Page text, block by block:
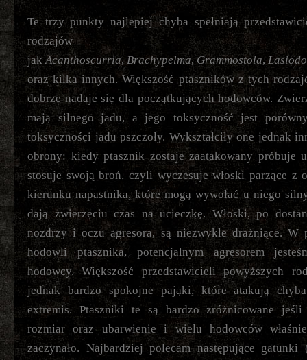
Te trzy punkty najlepiej chyba spełniają
rodzajów
jakAcanthoscurria,Brachypelma,Grammostola,
oraz kilka innych. Większość ptaszników z tych
dobrze nadaje się dla początkujących hodowców.
mają silnego jadu, a jego toksyczność jest
toksyczności jadu pszczoły. Wykształciły one jednak
obrony: kiedy ptasznik zostaje zaatakowany próbuje
stosuje swoją broń, czyli wyczesuje włoski parzące z
kierunku napastnika, które mogą wywołać u niego
dają zwierzęciu czas na ucieczkę. Włoski, po
nozdrzy i oczu agresora, są niezwykle drażniące. W
hodowli ptasznika, potencjalnym agresorem
hodowcy. Większość przedstawicieli powyższych
jednak bardzo spokojne pająki, które atakują
extremis. Ptaszniki te są bardzo zróżnicowane
rozmiar oraz ubarwienie i wielu hodowców
zaczynało. Najbardziej polecam następujące gatunki